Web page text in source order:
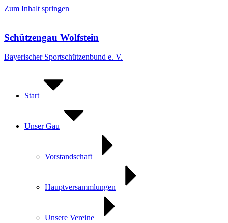
Zum Inhalt springen
Schützengau Wolfstein
Bayerischer Sportschützenbund e. V.
Start
Unser Gau
Vorstandschaft
Hauptversammlungen
Unsere Vereine